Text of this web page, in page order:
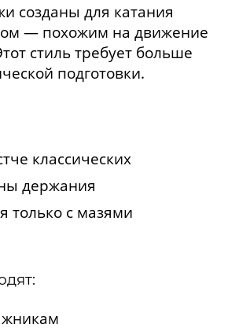
созданы для катания
— похожим на движение
стиль требует больше
подготовки.
классических
держания
только с мазями